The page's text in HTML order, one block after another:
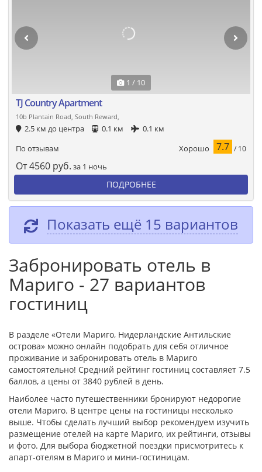
1 / 10
TJ Country Apartment
10b Plantain Road, South Reward,
2.5 км до центра 0.1 км
0.1 км
По отзывам
Хорошо 7.7 / 10
От4560 руб. за 1 ночь
ПОДРОБНЕЕ
Показать ещё 15 вариантов
Забронировать отель в
Мариго - 27 вариантов
гостиниц
В разделе «Отели Мариго, Нидерландские Антильские
острова» можно онлайн подобрать для себя отличное
проживание и забронировать отель в Мариго
самостоятельно! Средний рейтинг гостиниц составляет 7.5
баллов, а цены от 3840 рублей в день.
Наиболее часто путешественники бронируют недорогие
отели Мариго. В центре цены на гостиницы несколько
выше. Чтобы сделать лучший выбор рекомендуем изучить
размещение отелей на карте Мариго, их рейтинги, отзывы
и фото. Для выбора бюджетной поездки присмотритесь к
апарт-отелям в Мариго и мини-гостиницам.